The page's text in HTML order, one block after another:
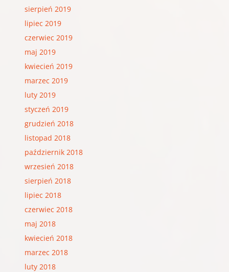
sierpień 2019
lipiec 2019
czerwiec 2019
maj 2019
kwiecień 2019
marzec 2019
luty 2019
styczeń 2019
grudzień 2018
listopad 2018
październik 2018
wrzesień 2018
sierpień 2018
lipiec 2018
czerwiec 2018
maj 2018
kwiecień 2018
marzec 2018
luty 2018